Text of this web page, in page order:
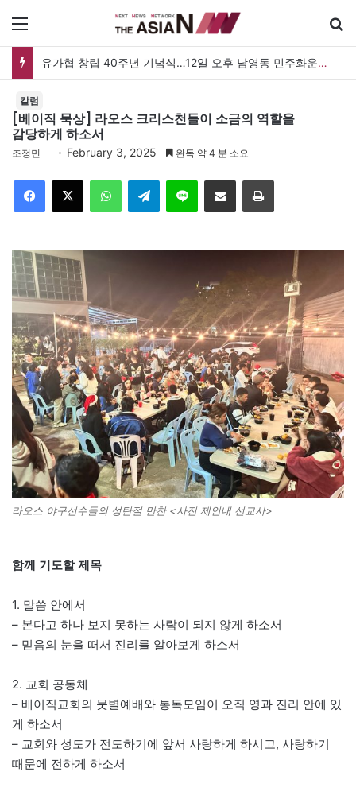
유가협 창립 40주년 기념식…12일 오후 남영동 민주화운동기념관
칼럼
[베이직 묵상] 라오스 크리스천들이 소금의 역할을
감당하게 하소서
조정민 February 3, 2025 완독 약 4 분 소요
Telegram 이메일
라오스 야구선수들의 성탄절 만찬 <사진 제인내 선교사>
함께 기도할 제목
1. 말씀 안에서
– 본다고 하나 보지 못하는 사람이 되지 않게 하소서
– 믿음의 눈을 떠서 진리를 알아보게 하소서
2. 교회 공동체
– 베이직교회의 뭇별예배와 통독모임이 오직 영과 진리 안에 있
게 하소서
– 교회와 성도가 전도하기에 앞서 사랑하게 하시고, 사랑하기
때문에 전하게 하소서